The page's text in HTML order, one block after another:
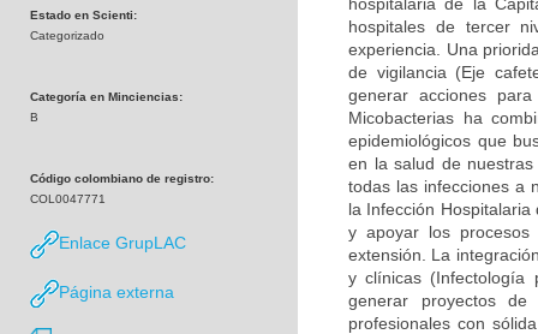
Estado en Scienti:
Categorizado
Categoría en Minciencias:
B
Código colombiano de registro:
COL0047771
Enlace GrupLAC
Página externa
hospitales de tercer
experiencia. Una
de vigilancia (Eje
generar acciones
Micobacterias ha
epidemiológicos que
en la salud de
todas las infecciones a
la Infección
y apoyar los
extensión. La
y clínicas (Infectología
generar proyectos
profesionales con